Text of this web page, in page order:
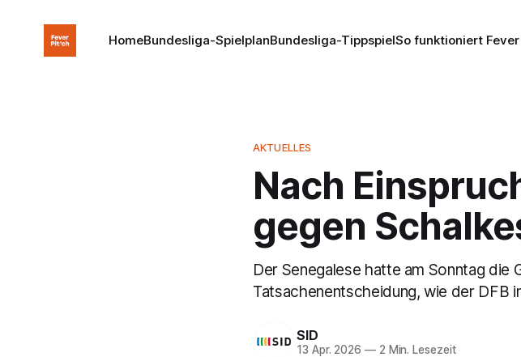
HomeBundesliga-SpielplanBundesliga-TippspielSo funktioniert
AKTUELLES
Nach
gegen
Der Senegalese hatte am Sonntag
Tatsachenentscheidung, wie der DFB
SID
13 Apr. 2026 —2 Min. Lesezeit